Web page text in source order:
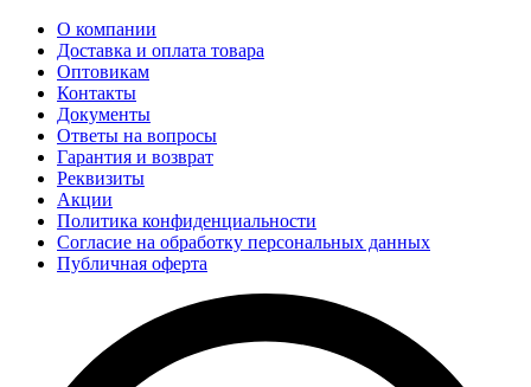
О компании
Доставка и оплата товара
Оптовикам
Контакты
Документы
Ответы на вопросы
Гарантия и возврат
Реквизиты
Акции
Политика конфиденциальности
Согласие на обработку персональных данных
Публичная оферта